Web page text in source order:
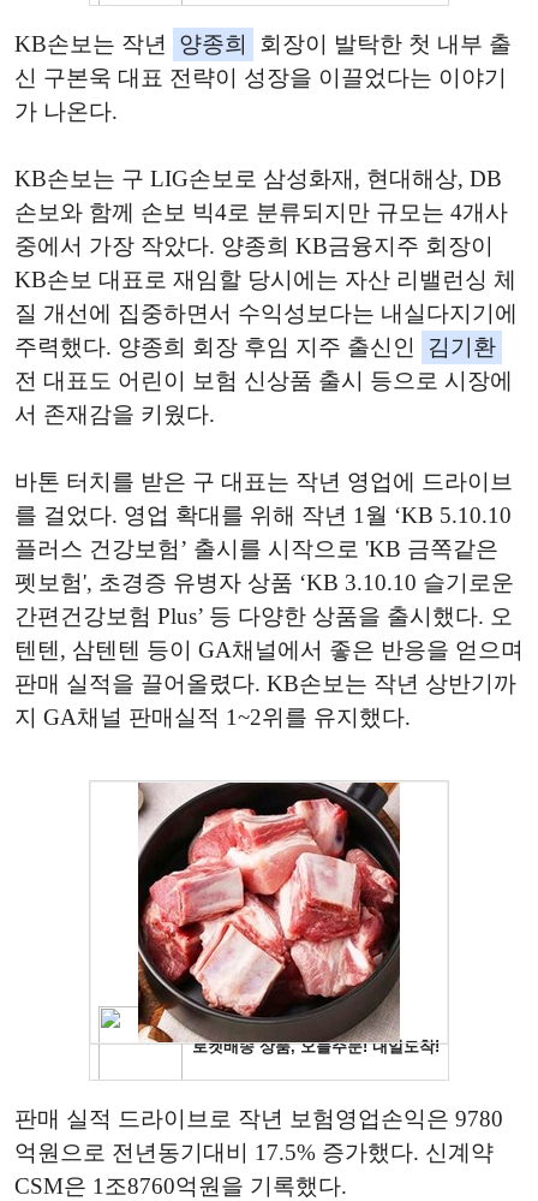
KB손보는 작년 양종희
회장이 발탁한 첫 내부 출
신 구본욱 대표 전략이 성장을 이끌었다는 이야기
가 나온다.
KB손보는 구 LIG손보로 삼성화재, 현대해상, DB
손보와 함께 손보 빅4로 분류되지만 규모는 4개사
중에서 가장 작았다. 양종희 KB금융지주 회장이
KB손보 대표로 재임할 당시에는 자산 리밸런싱 체
질 개선에 집중하면서 수익성보다는 내실다지기에
주력했다. 양종희 회장 후임 지주 출신인
김기환
전 대표도 어린이 보험 신상품 출시 등으로 시장에
서 존재감을 키웠다.
바톤 터치를 받은 구 대표는 작년 영업에 드라이브
를 걸었다. 영업 확대를 위해 작년 1월 ‘KB 5.10.10
플러스 건강보험’ 출시를 시작으로 'KB 금쪽같은
펫보험', 초경증 유병자 상품 ‘KB 3.10.10 슬기로운
간편건강보험 Plus’ 등 다양한 상품을 출시했다. 오
텐텐, 삼텐텐 등이 GA채널에서 좋은 반응을 얻으며
판매 실적을 끌어올렸다. KB손보는 작년 상반기까
지 GA채널 판매실적 1~2위를 유지했다.
판매 실적 드라이브로 작년 보험영업손익은 9780
억원으로 전년동기대비 17.5% 증가했다. 신계약
CSM은 1조8760억원을 기록했다.